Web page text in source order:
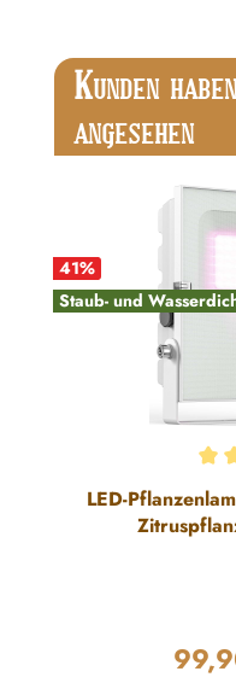
Produktgalerie
KUNDEN
ANGESEHEN
41%
Staub- und
Durchschnittliche
LED-